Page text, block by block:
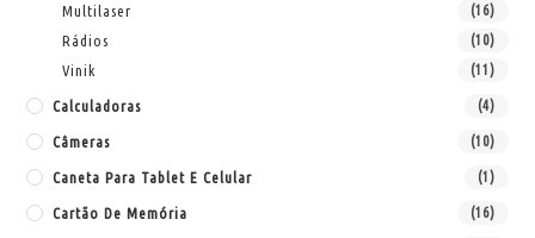
Multilaser (16)
Rádios (10)
Vinik (11)
Calculadoras (4)
Câmeras (10)
Caneta Para Tablet E Celular (1)
Cartão De Memória (16)